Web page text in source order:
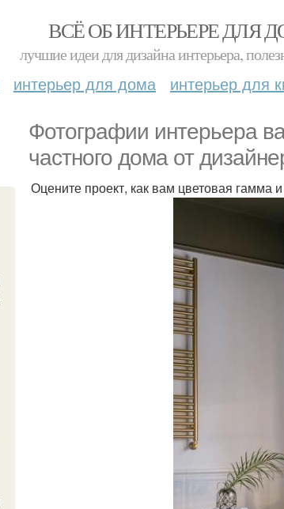
ВСЁ ОБ ИНТЕРЬЕРЕ ДЛЯ
лучшие идеи для дизайна интерьера,
интерьер для дома интерьер для
Фотографии интерьера
частного дома от
Оцените проект, как вам цветовая гамма